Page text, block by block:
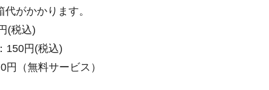
がかかります。
(税込)
150円(税込)
（無料サービス）